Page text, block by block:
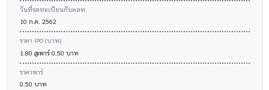
วันที่จดทะเบียนกับตลท.
10 ก.ค. 2562
ราคา IPO (บาท)
1.80 @พาร์ 0.50 บาท
ราคาพาร์
0.50 บาท